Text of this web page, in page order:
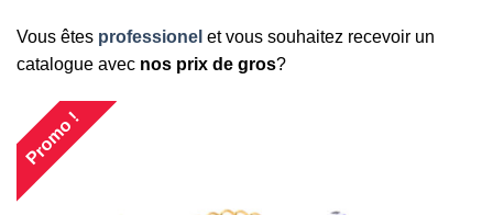
Vous êtes professionel et vous souhaitez recevoir un
catalogue avec nos prix de gros?
Promo !